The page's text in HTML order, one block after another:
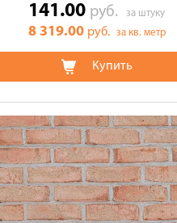
141.00 руб.за штуку
8 319.00 руб. за кв. метр
Купить